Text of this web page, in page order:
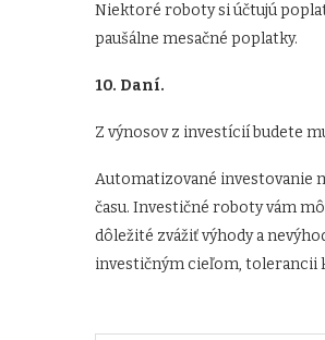
Niektoré roboty si účtujú
paušálne mesačné poplatky.
10. Daní.
Z výnosov z investícií budete
Automatizované investovanie
času. Investičné roboty vám
dôležité zvážiť výhody a
investičným cieľom, tolerancii